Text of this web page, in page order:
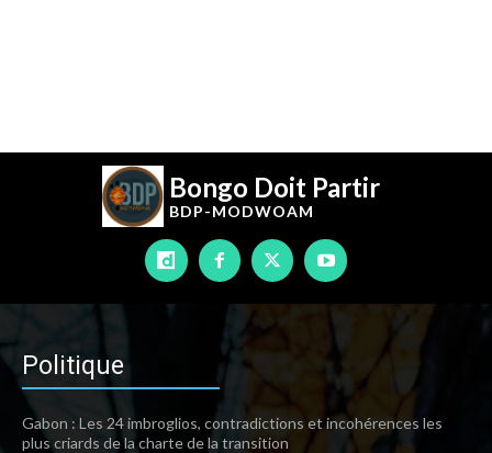
Bongo Doit Partir
BDP-MODWOAM
Politique
Gabon : Les 24 imbroglios, contradictions et incohérences les
plus criards de la charte de la transition